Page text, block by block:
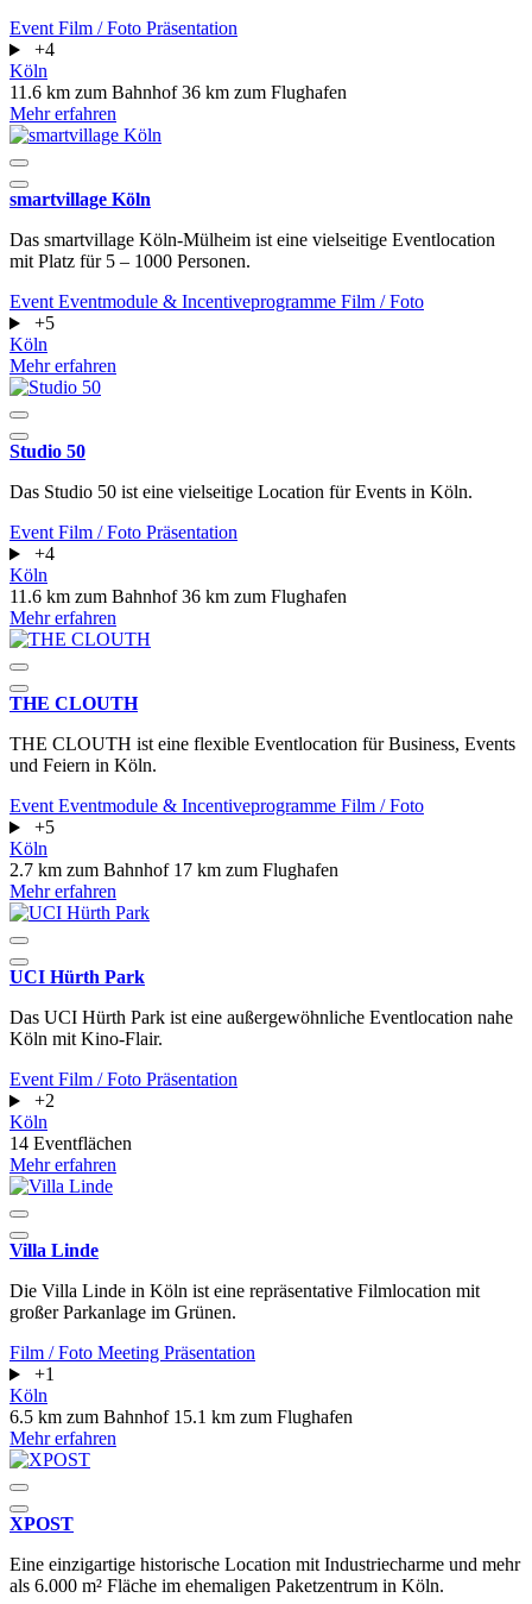
Event Film / Foto Präsentation
+4
Köln
11.6 km zum Bahnhof36 km zum Flughafen
Mehr erfahren
smartvillage Köln
Das smartvillage Köln-Mülheim ist eine vielseitige Eventlocation
mit Platz für 5 – 1000 Personen.
Event Eventmodule & Incentiveprogramme Film / Foto
+5
Köln
Mehr erfahren
Studio 50
Das Studio 50 ist eine vielseitige Location für Events in Köln.
Event Film / Foto Präsentation
+4
Köln
11.6 km zum Bahnhof36 km zum Flughafen
Mehr erfahren
THE CLOUTH
THE CLOUTH ist eine flexible Eventlocation für Business, Events
und Feiern in Köln.
Event Eventmodule & Incentiveprogramme Film / Foto
+5
Köln
2.7 km zum Bahnhof 17 km zum Flughafen
Mehr erfahren
UCI Hürth Park
Das UCI Hürth Park ist eine außergewöhnliche Eventlocation nahe
Köln mit Kino-Flair.
Event Film / Foto Präsentation
+2
Köln
14 Eventflächen
Mehr erfahren
Villa Linde
Die Villa Linde in Köln ist eine repräsentative Filmlocation mit
großer Parkanlage im Grünen.
Film / Foto Meeting Präsentation
+1
Köln
6.5 km zum Bahnhof 15.1 km zum Flughafen
Mehr erfahren
XPOST
Eine einzigartige historische Location mit Industriecharme und mehr
als 6.000 m² Fläche im ehemaligen Paketzentrum in Köln.